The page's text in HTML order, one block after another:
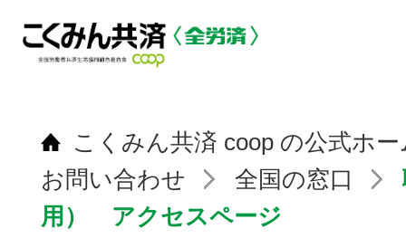
こくみん共済 coop の公式ホ
お問い合わせ
全国の窓口
用） アクセスページ